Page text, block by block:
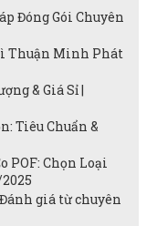
Đóng Gói Chuyên
Thuận Minh Phát
& Giá Sỉ |
Tiêu Chuẩn &
POF: Chọn Loại
giá từ chuyên